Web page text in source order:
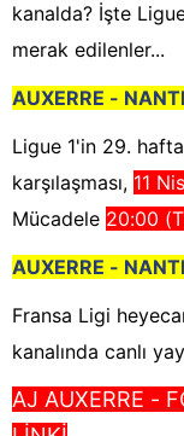
kanalda? İşte
merak edilenler...
AUXERRE -
Ligue 1'in 29.
karşılaşması, 11
Mücadele 20:00
AUXERRE -
Fransa Ligi
kanalında canlı
AJ AUXERRE -